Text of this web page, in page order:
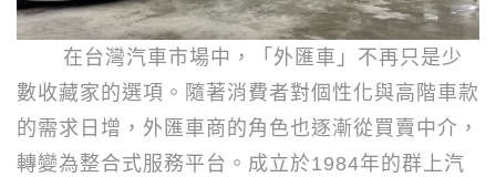
在台灣汽車市場中，「外匯車」不再只是少
數收藏家的選項。隨著消費者對個性化與高階車款
的需求日增，外匯車商的角色也逐漸從買賣中介，
轉變為整合式服務平台。成立於1984年的群上汽